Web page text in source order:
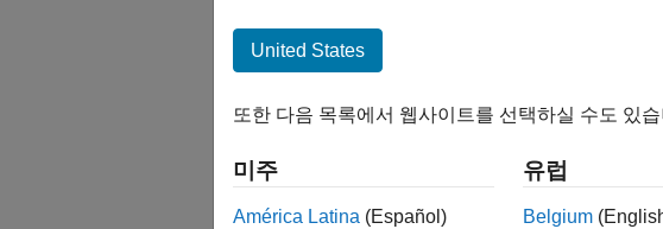
United States
또한 다음 목록에서 웹사이트를 선택하실 수도 있
미주
América Latina (Español)
유럽
Belgium